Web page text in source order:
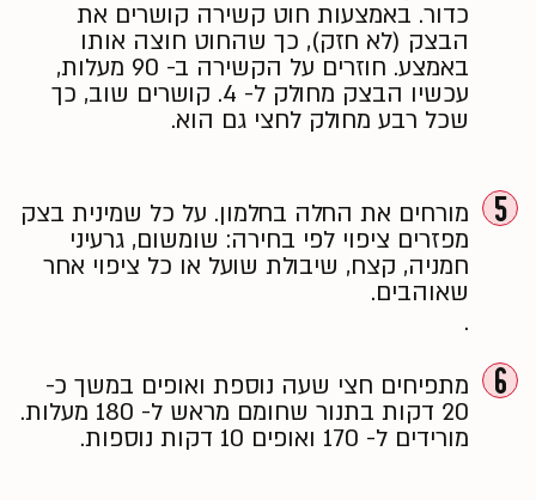
כדור. באמצעות חוט קשירה קושרים את
הבצק (לא חזק), כך שהחוט חוצה אותו
באמצע. חוזרים על הקשירה ב- 90 מעלות,
עכשיו הבצק מחולק ל- 4. קושרים שוב, כך
שכל רבע מחולק לחצי גם הוא.
5
מורחים את החלה בחלמון. על כל שמינית בצק
מפזרים ציפוי לפי בחירה: שומשום, גרעיני
חמניה, קצח, שיבולת שועל או כל ציפוי אחר
שאוהבים.
.
6
מתפיחים חצי שעה נוספת ואופים במשך כ-
20 דקות בתנור שחומם מראש ל- 180 מעלות.
מורידים ל- 170 ואופים 10 דקות נוספות.